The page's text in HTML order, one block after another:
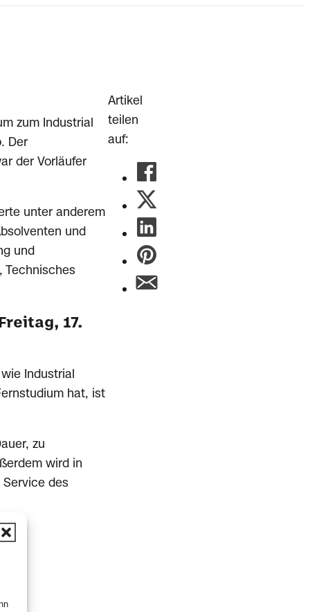
zum Industrial
Der
der Vorläufer
unter anderem
und
und
Technisches
17.
Industrial
hat, ist
zu
wird in
des
Artikel
teilen
auf: